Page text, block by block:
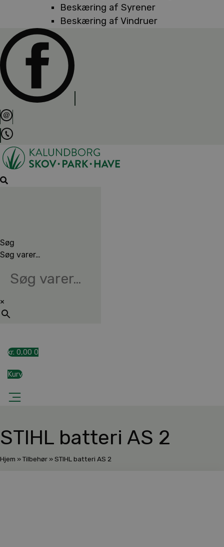
Beskæring af Syrener
Beskæring af Vindruer
Søg
Søg varer…
×
kr. 0,00 0
Kurv
STIHL batteri AS 2
Hjem »Tilbehør»STIHL batteri AS 2